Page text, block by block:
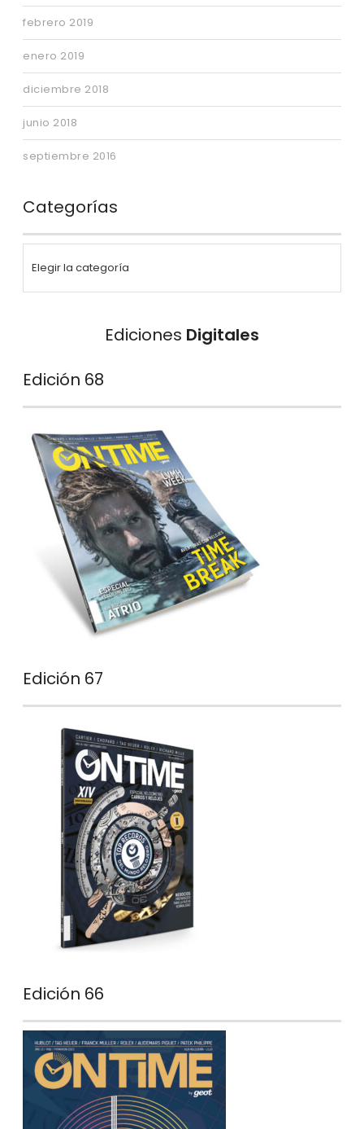
febrero 2019
enero 2019
diciembre 2018
junio 2018
septiembre 2016
Categorías
Ediciones Digitales
Edición 68
Edición 67
Edición 66